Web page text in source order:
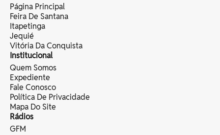
Página Principal
Feira De Santana
Itapetinga
Jequié
Vitória Da Conquista
Institucional
Quem Somos
Expediente
Fale Conosco
Política De Privacidade
Mapa Do Site
Rádios
GFM